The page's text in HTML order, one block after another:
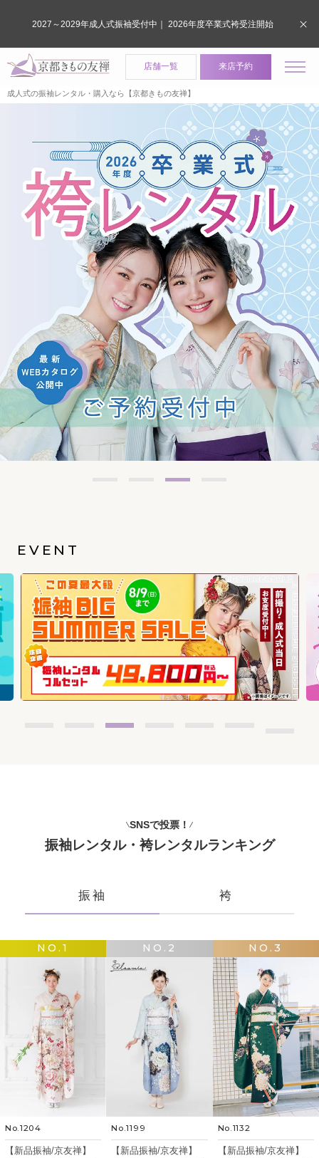
店舗一覧 来店予約
成人式の振袖レンタル・購入なら【京都きもの友禅】
EVENT
SNSで投票！
振袖レンタル・袴レンタルランキング
振袖 袴
NO.1
No.1204
【新品振袖/京友禅】
NO.2
No.1199
【新品振袖/京友禅】
NO.3
No.1132
【新品振袖/京友禅】
2027～2029年成人式振袖受付中｜ 2026年度卒業式袴受注開始